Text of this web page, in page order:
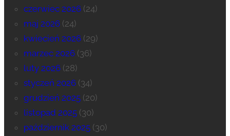
czerwiec 2026(24)
maj 2026(24)
kwiecień 2026(29)
marzec 2026(36)
luty 2026(28)
styczeń 2026(34)
grudzień 2025(20)
listopad 2025(30)
październik 2025(30)